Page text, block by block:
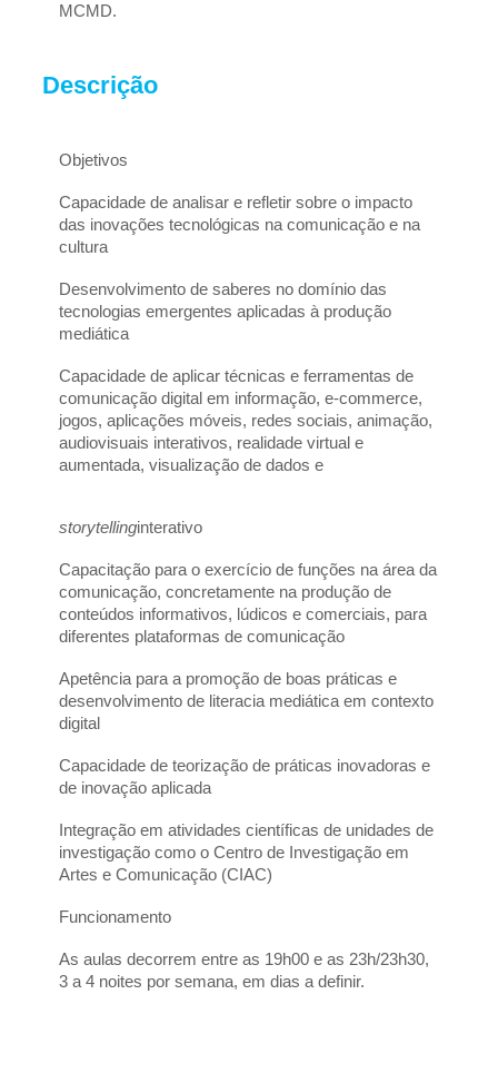
MCMD.
Descrição
Objetivos
Capacidade de analisar e refletir sobre o impacto
das inovações tecnológicas na comunicação e na
cultura
Desenvolvimento de saberes no domínio das
tecnologias emergentes aplicadas à produção
mediática
Capacidade de aplicar técnicas e ferramentas de
comunicação digital em informação, e-commerce,
jogos, aplicações móveis, redes sociais, animação,
audiovisuais interativos, realidade virtual e
aumentada, visualização de dados e
storytellinginterativo
Capacitação para o exercício de funções na área da
comunicação, concretamente na produção de
conteúdos informativos, lúdicos e comerciais, para
diferentes plataformas de comunicação
Apetência para a promoção de boas práticas e
desenvolvimento de literacia mediática em contexto
digital
Capacidade de teorização de práticas inovadoras e
de inovação aplicada
Integração em atividades científicas de unidades de
investigação como o Centro de Investigação em
Artes e Comunicação (CIAC)
Funcionamento
As aulas decorrem entre as 19h00 e as 23h/23h30,
3 a 4 noites por semana, em dias a definir.